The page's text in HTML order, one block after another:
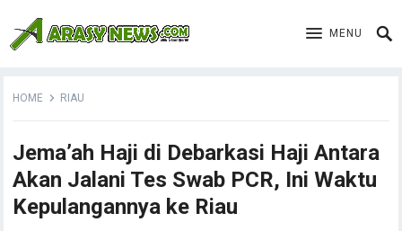
MENU
HOME RIAU
Jema’ah Haji di Debarkasi Haji Antara
Akan Jalani Tes Swab PCR, Ini Waktu
Kepulangannya ke Riau